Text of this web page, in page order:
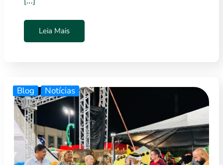
Leia Mais
Blog Notícias